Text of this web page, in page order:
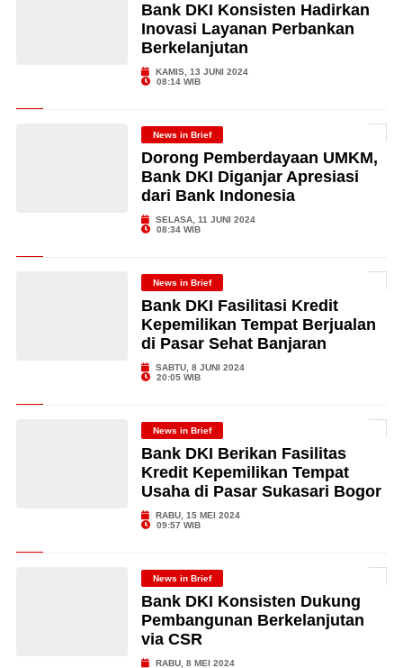
Bank DKI Konsisten Hadirkan
Inovasi Layanan Perbankan
Berkelanjutan
KAMIS, 13 JUNI 2024
08:14 WIB
News in Brief
Dorong Pemberdayaan UMKM,
Bank DKI Diganjar Apresiasi
dari Bank Indonesia
SELASA, 11 JUNI 2024
08:34 WIB
News in Brief
Bank DKI Fasilitasi Kredit
Kepemilikan Tempat Berjualan
di Pasar Sehat Banjaran
SABTU, 8 JUNI 2024
20:05 WIB
News in Brief
Bank DKI Berikan Fasilitas
Kredit Kepemilikan Tempat
Usaha di Pasar Sukasari Bogor
RABU, 15 MEI 2024
09:57 WIB
News in Brief
Bank DKI Konsisten Dukung
Pembangunan Berkelanjutan
via CSR
RABU, 8 MEI 2024